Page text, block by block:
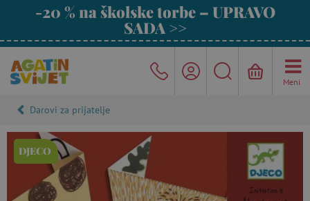
-20 % na školske torbe – UPRAVO
SADA >>
Meni
Darovi za prijatelje
DJECO